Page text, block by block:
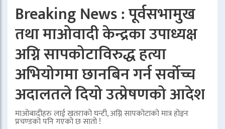
Breaking News : पूर्वसभामुख
तथा माओवादी केन्द्रका उपाध्यक्ष
अग्नि सापकोटाविरुद्ध हत्या
अभियोगमा छानबिन गर्न सर्वोच्च
अदालतले दियो उत्प्रेषणको आदेश
माओबादीहरु लाई खतराको घन्टी, अग्नि सापकोटाको मात्र होइन
प्रचण्डको पनि गएको छ सातो !